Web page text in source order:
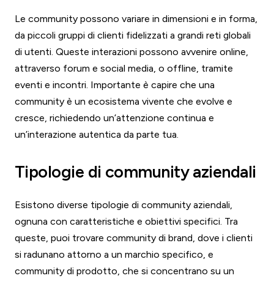
Le community possono variare in dimensioni e in forma,
da piccoli gruppi di clienti fidelizzati a grandi reti globali
di utenti. Queste interazioni possono avvenire online,
attraverso forum e social media, o offline, tramite
eventi e incontri. Importante è capire che una
community è un ecosistema vivente che evolve e
cresce, richiedendo un’attenzione continua e
un’interazione autentica da parte tua.
Tipologie di community aziendali
Esistono diverse tipologie di community aziendali,
ognuna con caratteristiche e obiettivi specifici. Tra
queste, puoi trovare community di brand, dove i clienti
si radunano attorno a un marchio specifico, e
community di prodotto, che si concentrano su un